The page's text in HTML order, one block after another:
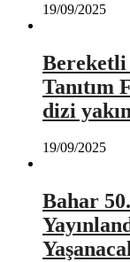
19/09/2025
Tanıtım
dizi
19/09/2025
Bahar